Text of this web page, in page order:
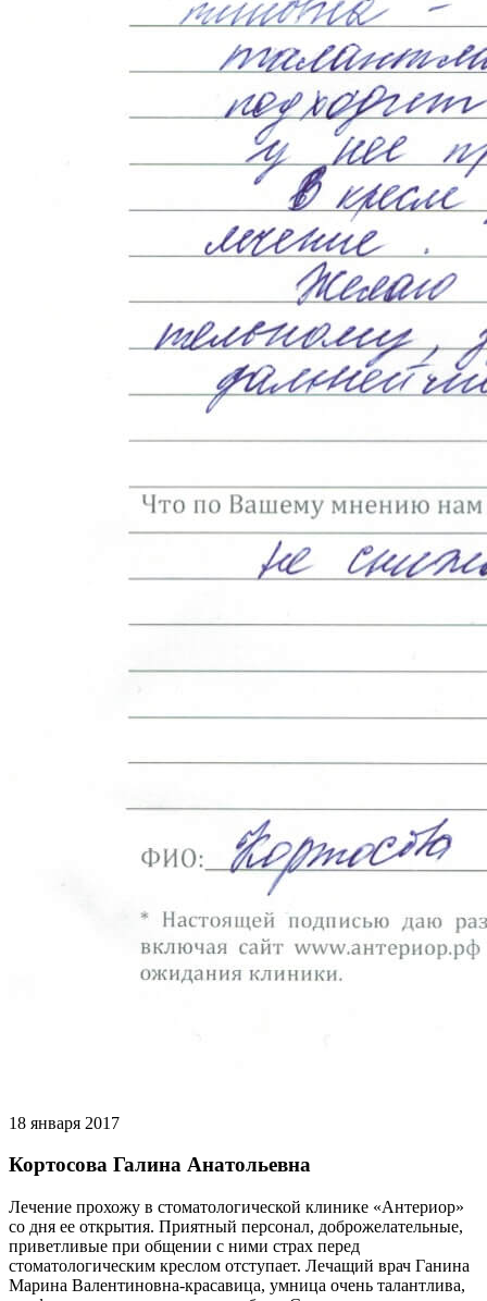
18 января 2017
Кортосова Галина Анатольевна
Лечение прохожу в стоматологической клинике «Антериор»
со дня ее открытия. Приятный персонал, доброжелательные,
приветливые при общении с ними страх перед
стоматологическим креслом отступает. Лечащий врач Ганина
Марина Валентиновна-красавица, умница очень талантлива,